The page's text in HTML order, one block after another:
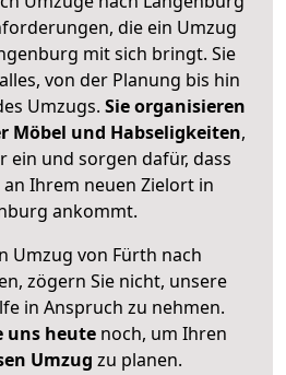
die ein Umzug
mit sich bringt. Sie
von der Planung bis hin
Umzugs. Sie organisieren
Möbel und Habseligkeiten,
ein und sorgen dafür, dass
Ihrem neuen Zielort in
ankommt.
Umzug von Fürth nach
zögern Sie nicht, unsere
in Anspruch zu nehmen.
uns heutenoch, um Ihren
Umzug zu planen.